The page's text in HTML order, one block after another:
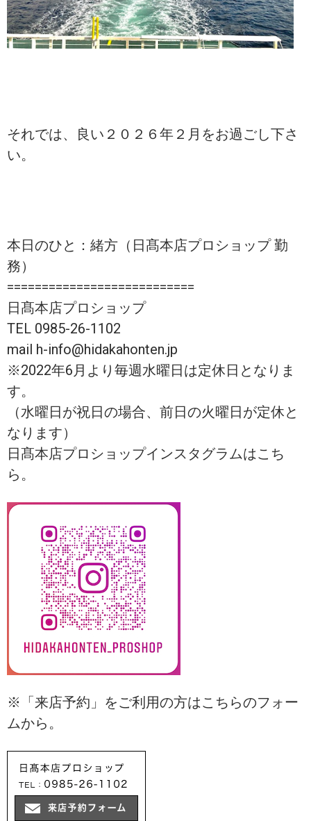
それでは、良い２０２６年２月をお過ごし下さ
い。
本日のひと：緒方（日髙本店プロショップ 勤
務）
===========================
日髙本店プロショップ
TEL 0985-26-1102
mail h-info@hidakahonten.jp
※2022年6月より毎週水曜日は定休日となりま
す。
（水曜日が祝日の場合、前日の火曜日が定休と
なります）
日髙本店プロショップインスタグラムはこち
ら。
※「来店予約」をご利用の方はこちらのフォー
ムから。